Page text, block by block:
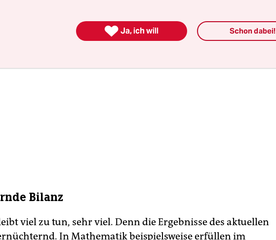
Bilanz
viel zu tun, sehr viel. Denn die Ergebnisse des aktuellen
In Mathematik beispielsweise erfüllen im
 Ja, ich will Schon dabei!